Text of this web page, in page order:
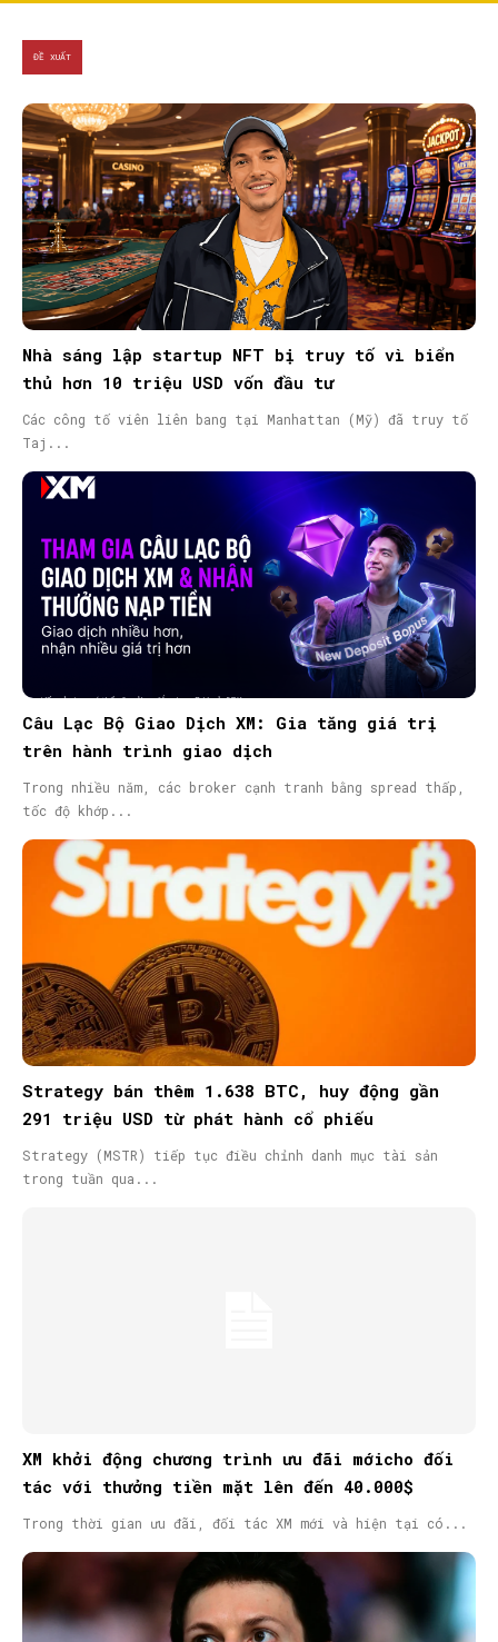
ĐỀ XUẤT
Nhà sáng lập startup NFT bị truy tố vì biển
thủ hơn 10 triệu USD vốn đầu tư
Các công tố viên liên bang tại Manhattan (Mỹ) đã truy tố
Taj...
Câu Lạc Bộ Giao Dịch XM: Gia tăng giá trị
trên hành trình giao dịch
Trong nhiều năm, các broker cạnh tranh bằng spread thấp,
tốc độ khớp...
Strategy bán thêm 1.638 BTC, huy động gần
291 triệu USD từ phát hành cổ phiếu
Strategy (MSTR) tiếp tục điều chỉnh danh mục tài sản
trong tuần qua...
XM khởi động chương trình ưu đãi mớicho đối
tác với thưởng tiền mặt lên đến 40.000$
Trong thời gian ưu đãi, đối tác XM mới và hiện tại có...